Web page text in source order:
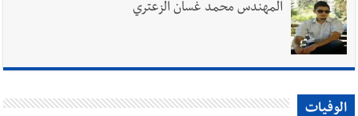
المهندس محمد غسان الزعتري
الوفيات